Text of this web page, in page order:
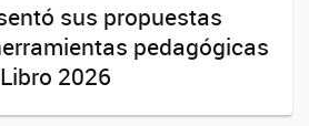
sus propuestas
pedagógicas
2026